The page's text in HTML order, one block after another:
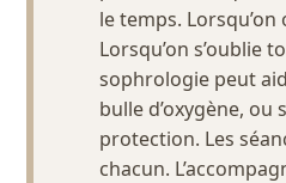
le temps.
Lorsqu’on s’oublie
sophrologie peut
bulle d’oxygène, ou
protection. Les
chacun.